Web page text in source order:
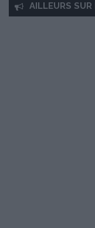
AILLEURS SUR